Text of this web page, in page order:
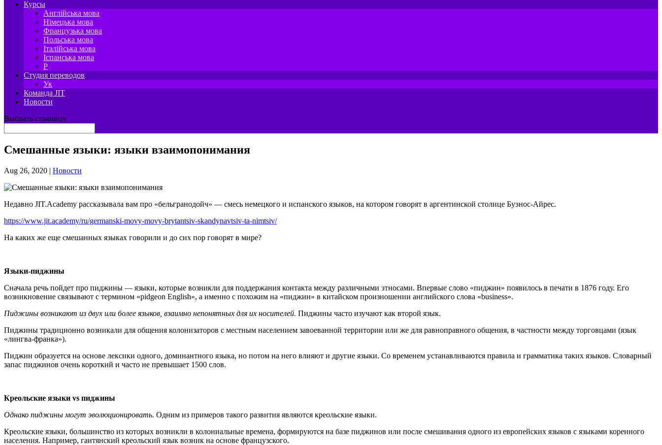
Курсы
Англійська мова
Німецька мова
Французька мова
Польська мова
Італійська мова
Іспанська мова
P
Студия переводов
Ук
Команда JIT
Новости
Выбрать страницу
Смешанные языки: языки взаимопонимания
Aug 26, 2020 | Новости
Недавно JIT.Academy рассказывала вам про «бельгранодойч» — смесь немецкого и испанского языков, на котором говорят в аргентинской столице Буэнос-Айрес.
https://www.jit.academy/ru/germanski-movy-movy-brytantsiv-skandynavtsiv-ta-nimtsiv/
На каких же еще смешанных языках говорили и до сих пор говорят в мире?
Языки-пиджины
Сначала речь пойдет про пиджины — языки, которые возникли для поддержания контакта между различными этносами. Впервые слово «пиджин» появилось в печати в 1876 году. Его
возникновение связывают с термином «pidgeon English», а именно с похожим на «пиджин» в китайском произношении английского слова «business».
Пиджины возникают из двух или более языков, взаимно непонятных для их носителей. Пиджины часто изучают как второй язык.
Пиджины традиционно возникали для общения колонизаторов с местным населением завоеванной территории или же для равноправного общения, в частности между торговцами (язык
«лингва-франка»).
Пиджин образуется на основе лексики одного, доминантного языка, но потом на него влияют и другие языки. Со временем устанавливаются правила и грамматика таких языков. Словарный
запас пиджинов очень короткий и часто не превышает 1500 слов.
Креольские языки vs пиджины
Однако пиджины могут эволюционировать. Одним из примеров такого развития являются креольские языки.
Креольские языки, большинство из которых возникли в колониальные времена, формируются на базе пиджинов или после смешивания одного из европейских языков с языками коренного
населения. Например, гаитянский креольский язык возник на основе французского.